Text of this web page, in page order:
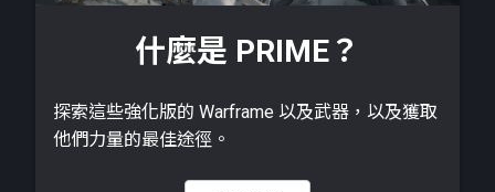
什麼是 PRIME？
探索這些強化版的 Warframe 以及武器，以及獲取
他們力量的最佳途徑。